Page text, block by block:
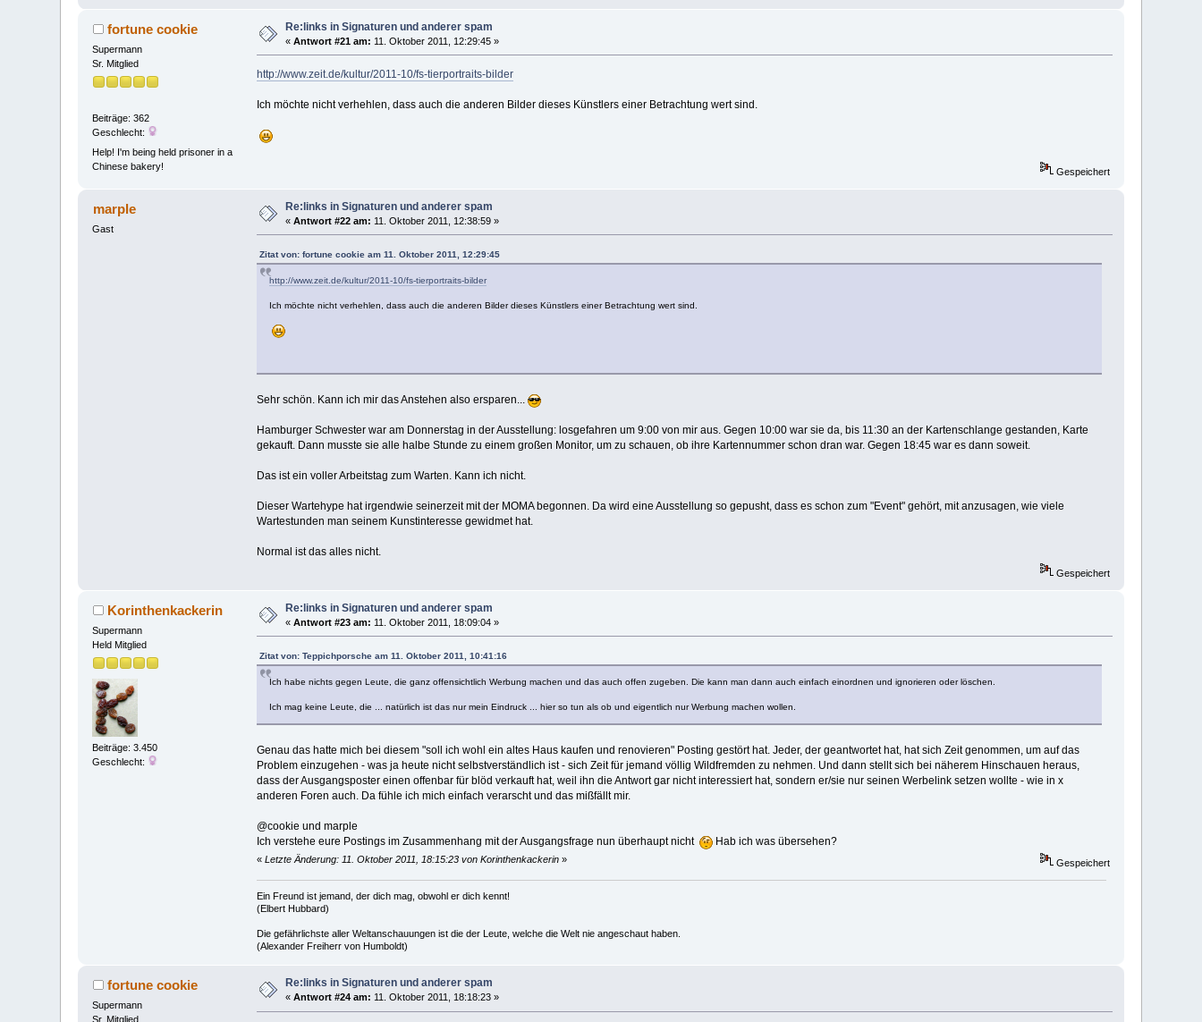
fortune cookie
Supermann
Sr. Mitglied
Beiträge: 362
Geschlecht:
Help! I'm being held prisoner in a
Chinese bakery!
Re:links in Signaturen und anderer spam
«Antwort #21 am: 11. Oktober 2011, 12:29:45 »
http://www.zeit.de/kultur/2011-10/fs-tierportraits-bilder
Ich möchte nicht verhehlen, dass auch die anderen Bilder dieses Künstlers einer Betrachtung wert sind.
Gespeichert
marple
Gast
Re:links in Signaturen und anderer spam
«Antwort #22 am: 11. Oktober 2011, 12:38:59 »
Zitat von: fortune cookie am 11. Oktober 2011, 12:29:45
http://www.zeit.de/kultur/2011-10/fs-tierportraits-bilder
Ich möchte nicht verhehlen, dass auch die anderen Bilder dieses Künstlers einer Betrachtung wert sind.
Sehr schön. Kann ich mir das Anstehen also ersparen...
Hamburger Schwester war am Donnerstag in der Ausstellung: losgefahren um 9:00 von mir aus. Gegen 10:00 war sie da, bis 11:30 an der Kartenschlange gestanden, Karte
gekauft. Dann musste sie alle halbe Stunde zu einem großen Monitor, um zu schauen, ob ihre Kartennummer schon dran war. Gegen 18:45 war es dann soweit.
Das ist ein voller Arbeitstag zum Warten. Kann ich nicht.
Dieser Wartehype hat irgendwie seinerzeit mit der MOMA begonnen. Da wird eine Ausstellung so gepusht, dass es schon zum "Event" gehört, mit anzusagen, wie viele
Wartestunden man seinem Kunstinteresse gewidmet hat.
Normal ist das alles nicht.
Gespeichert
Korinthenkackerin
Supermann
Held Mitglied
Beiträge: 3.450
Geschlecht:
Re:links in Signaturen und anderer spam
«Antwort #23 am: 11. Oktober 2011, 18:09:04 »
Zitat von: Teppichporsche am 11. Oktober 2011, 10:41:16
Ich habe nichts gegen Leute, die ganz offensichtlich Werbung machen und das auch offen zugeben. Die kann man dann auch einfach einordnen und ignorieren oder löschen.
Ich mag keine Leute, die ... natürlich ist das nur mein Eindruck ... hier so tun als ob und eigentlich nur Werbung machen wollen.
Genau das hatte mich bei diesem "soll ich wohl ein altes Haus kaufen und renovieren" Posting gestört hat. Jeder, der geantwortet hat, hat sich Zeit genommen, um auf das
Problem einzugehen - was ja heute nicht selbstverständlich ist - sich Zeit für jemand völlig Wildfremden zu nehmen. Und dann stellt sich bei näherem Hinschauen heraus,
dass der Ausgangsposter einen offenbar für blöd verkauft hat, weil ihn die Antwort gar nicht interessiert hat, sondern er/sie nur seinen Werbelink setzen wollte - wie in x
anderen Foren auch. Da fühle ich mich einfach verarscht und das mißfällt mir.
@cookie und marple
Ich verstehe eure Postings im Zusammenhang mit der Ausgangsfrage nun überhaupt nicht
Hab ich was übersehen?
« Letzte Änderung: 11. Oktober 2011, 18:15:23 von Korinthenkackerin» Gespeichert
Ein Freund ist jemand, der dich mag, obwohl er dich kennt!
(Elbert Hubbard)
Die gefährlichste aller Weltanschauungen ist die der Leute, welche die Welt nie angeschaut haben.
(Alexander Freiherr von Humboldt)
fortune cookie
Supermann
Sr. Mitglied
Re:links in Signaturen und anderer spam
«Antwort #24 am: 11. Oktober 2011, 18:18:23 »